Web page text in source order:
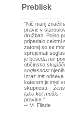
Preblisk
"Nič manj
pravic v
družbah. Polno
pripadalo celotni
zatorej so se
sprejemati
je beseda mir
občinsko
soglasnostnjenih
Izraz mir odseva
katerem je imel
skupnosti --
tako kot moški--
pravice."
-- M. Eliade